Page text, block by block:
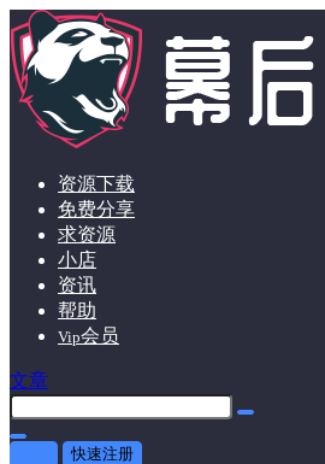
资源下载
免费分享
求资源
小店
资讯
帮助
Vip会员
文章
快速注册